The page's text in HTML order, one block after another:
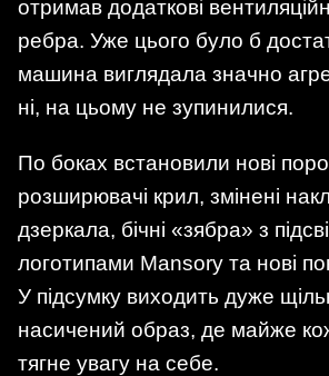
отримав додаткові
ребра. Уже цього було б
машина виглядала значно
ні, на цьому не зупинилися.
По боках встановили нові
розширювачі крил, змінені
дзеркала, бічні «зябра» з
логотипами Mansory та нові
У підсумку виходить дуже
насичений образ, де майже
тягне увагу на себе.